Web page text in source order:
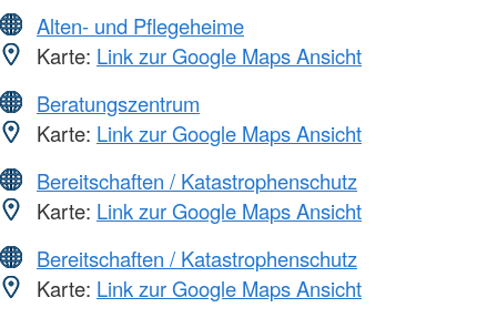
Alten- und Pflegeheime
Karte: Link zur Google Maps Ansicht
Beratungszentrum
Karte: Link zur Google Maps Ansicht
Bereitschaften / Katastrophenschutz
Karte: Link zur Google Maps Ansicht
Bereitschaften / Katastrophenschutz
Karte: Link zur Google Maps Ansicht